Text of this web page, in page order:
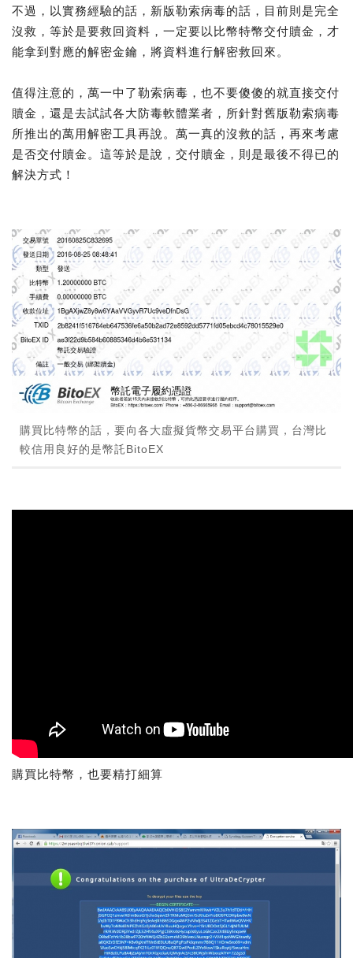
不過，以實務經驗的話，新版勒索病毒的話，目前則是完全
沒救，等於是要救回資料，一定要以比幣特幣交付贖金，才
能拿到對應的解密金鑰，將資料進行解密救回來。
值得注意的，萬一中了勒索病毒，也不要傻傻的就直接交付
贖金，還是去試試各大防毒軟體業者，所針對舊版勒索病毒
所推出的萬用解密工具再說。萬一真的沒救的話，再來考慮
是否交付贖金。這等於是說，交付贖金，則是最後不得已的
解決方式！
購買比特幣的話，要向各大虛擬貨幣交易平台購買，台灣比
較信用良好的是幣託BitoEX
購買比特幣，也要精打細算